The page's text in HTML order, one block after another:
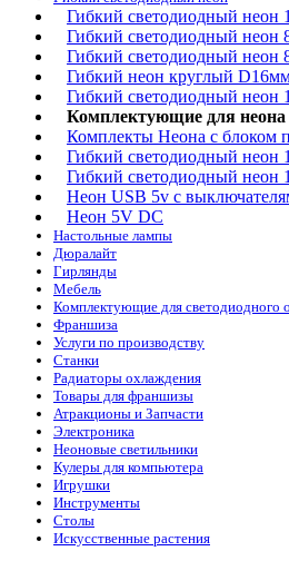
Гибкий светодиодный неон
Гибкий светодиодный неон
Гибкий светодиодный неон
Гибкий неон круглый
Гибкий светодиодный неон
Комплектующие для неона
Комплекты Неона с блоком
Гибкий светодиодный неон
Гибкий светодиодный неон
Неон USB 5v c
Неон 5V DC
Настольные лампы
Дюралайт
Гирлянды
Мебель
Комплектующие для светодиодного
Франшиза
Услуги по производству
Станки
Радиаторы охлаждения
Товары для франшизы
Атракционы и Запчасти
Электроника
Неоновые светильники
Кулеры для компьютера
Игрушки
Инструменты
Столы
Искусственные растения